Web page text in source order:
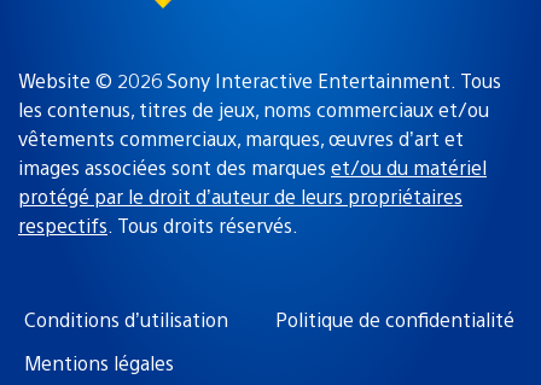
Website © 2026 Sony Interactive Entertainment. Tous
les contenus, titres de jeux, noms commerciaux et/ou
vêtements commerciaux, marques, œuvres d’art et
images associées sont des marques et/ou du matériel
protégé par le droit d’auteur de leurs propriétaires
respectifs. Tous droits réservés.
Conditions d’utilisation
Politique de confidentialité
Mentions légales